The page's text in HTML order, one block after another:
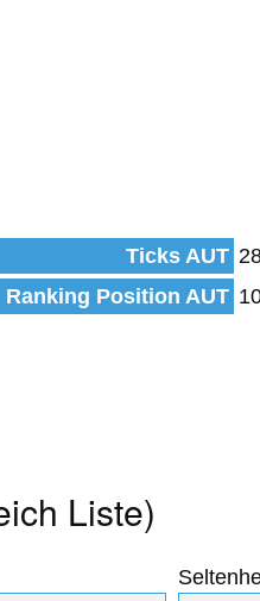
Ticks AUT
Ranking Position AUT
Liste)